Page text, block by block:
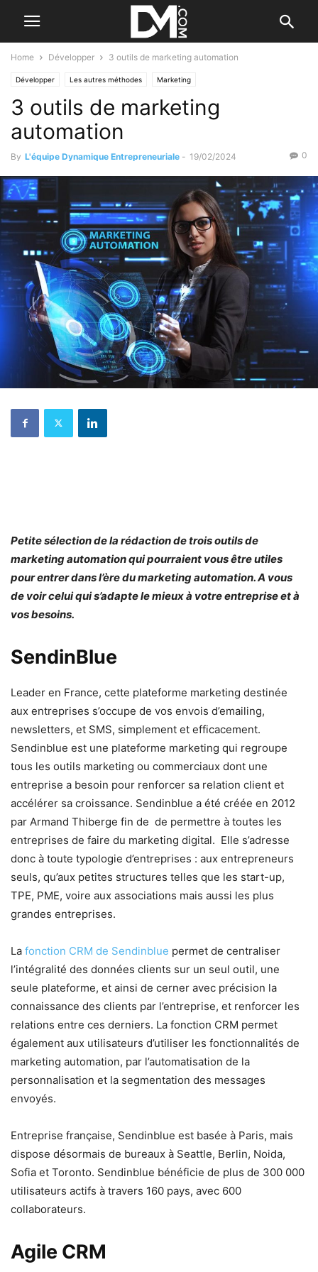
Home Développer 3 outils de marketing automation
Développer Les autres méthodes Marketing
3 outils de marketing
automation
By L'équipe Dynamique Entrepreneuriale - 19/02/2024 0
Petite sélection de la rédaction de trois outils de
marketing automation qui pourraient vous être utiles
pour entrer dans l’ère du marketing automation. A vous
de voir celui qui s’adapte le mieux à votre entreprise et à
vos besoins.
SendinBlue
Leader en France, cette plateforme marketing destinée
aux entreprises s’occupe de vos envois d’emailing,
newsletters, et SMS, simplement et efficacement.
Sendinblue est une plateforme marketing qui regroupe
tous les outils marketing ou commerciaux dont une
entreprise a besoin pour renforcer sa relation client et
accélérer sa croissance. Sendinblue a été créée en 2012
par Armand Thiberge fin de de permettre à toutes les
entreprises de faire du marketing digital. Elle s’adresse
donc à toute typologie d’entreprises : aux entrepreneurs
seuls, qu’aux petites structures telles que les start-up,
TPE, PME, voire aux associations mais aussi les plus
grandes entreprises.
La fonction CRM de Sendinblue permet de centraliser
l’intégralité des données clients sur un seul outil, une
seule plateforme, et ainsi de cerner avec précision la
connaissance des clients par l’entreprise, et renforcer les
relations entre ces derniers. La fonction CRM permet
également aux utilisateurs d’utiliser les fonctionnalités de
marketing automation, par l’automatisation de la
personnalisation et la segmentation des messages
envoyés.
Entreprise française, Sendinblue est basée à Paris, mais
dispose désormais de bureaux à Seattle, Berlin, Noida,
Sofia et Toronto. Sendinblue bénéficie de plus de 300 000
utilisateurs actifs à travers 160 pays, avec 600
collaborateurs.
Agile CRM